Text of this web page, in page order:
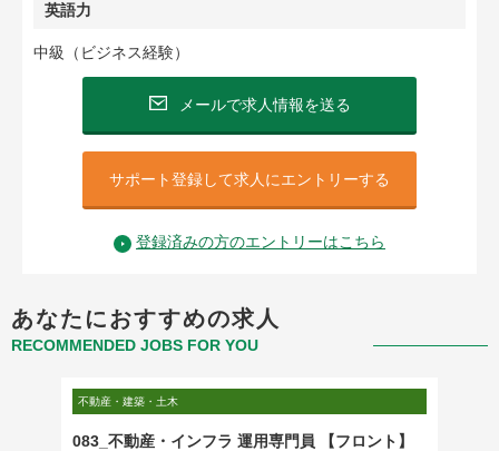
英語力
中級（ビジネス経験）
メールで求人情報を送る
サポート登録して求人にエントリーする
登録済みの方のエントリーはこちら
あなたにおすすめの求人
RECOMMENDED JOBS FOR YOU
不動産・建築・土木
083_不動産・インフラ 運用専門員 【フロント】